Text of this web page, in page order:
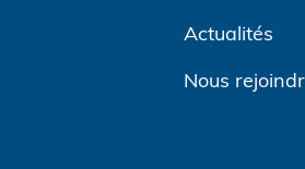
Actualités
Nous